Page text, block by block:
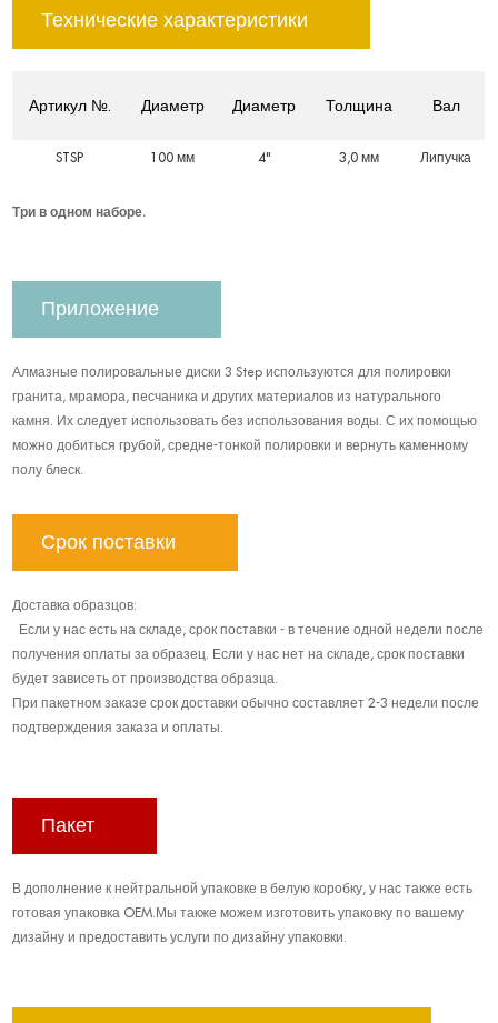
Технические характеристики
Артикул №. Диаметр Диаметр Толщина Вал
STSP 100 мм 4" 3,0 мм Липучка
Три в одном наборе.
Приложение
Алмазные полировальные диски 3 Step используются для полировки
гранита, мрамора, песчаника и других материалов из натурального
камня. Их следует использовать без использования воды. С их помощью
можно добиться грубой, средне-тонкой полировки и вернуть каменному
полу блеск.
Срок поставки
Доставка образцов:
Если у нас есть на складе, срок поставки - в течение одной недели после
получения оплаты за образец. Если у нас нет на складе, срок поставки
будет зависеть от производства образца.
При пакетном заказе срок доставки обычно составляет 2-3 недели после
подтверждения заказа и оплаты.
Пакет
В дополнение к нейтральной упаковке в белую коробку, у нас также есть
готовая упаковка OEM.Мы также можем изготовить упаковку по вашему
дизайну и предоставить услуги по дизайну упаковки.